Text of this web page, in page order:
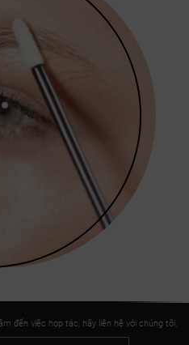
đến việc hợp tác, hãy liên hệ với chúng tôi.